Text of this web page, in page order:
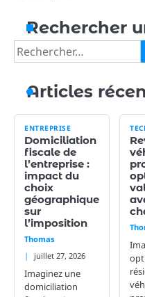
Rechercher
Rechercher :
Articles
ENTREPRISE
Domiciliation
fiscale de
l’entreprise :
impact du
choix
géographique
sur
l’imposition
Thomas
juillet 27, 2026
Imaginez une
domiciliation